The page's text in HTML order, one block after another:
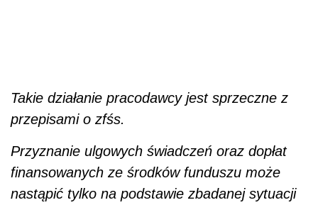
Takie działanie pracodawcy jest sprzeczne z
przepisami o zfśs.
Przyznanie ulgowych świadczeń oraz dopłat
finansowanych ze środków funduszu może
nastąpić tylko na podstawie zbadanej sytuacji